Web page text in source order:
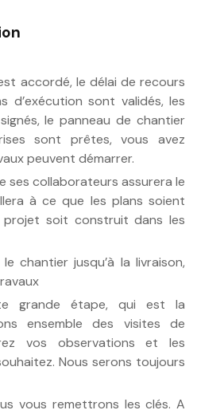
accordé, le délai de recours
d’exécution sont validés, les
le panneau de chantier
sont prêtes, vous avez
peuvent démarrer.
ses collaborateurs assurera le
à ce que les plans soient
soit construit dans les
chantier jusqu’à la livraison,
grande étape, qui est la
ensemble des visites de
vos observations et les
Nous serons toujours
vous remettrons les clés. A